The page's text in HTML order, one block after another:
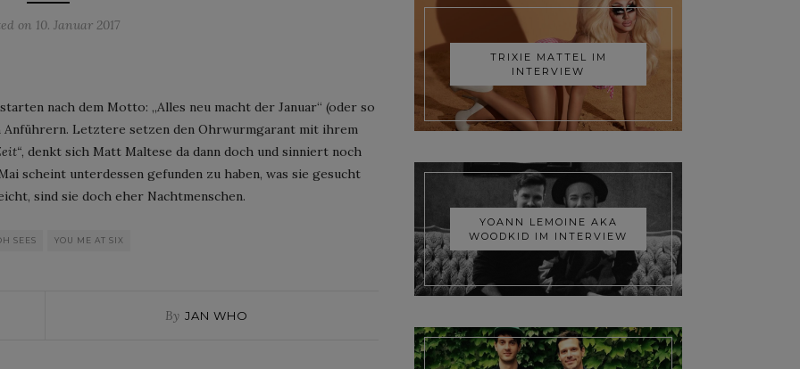
on 10. Januar 2017
nach dem Motto: „Alles neu macht der Januar“ (oder so
Anführern. Letztere setzen den Ohrwurmgarant mit ihrem
, denkt sich Matt Maltese da dann doch und sinniert noch
scheint unterdessen gefunden zu haben, was sie gesucht
sind sie doch eher Nachtmenschen.
SEES YOU ME AT SIX
By JAN WHO
TRIXIE MATTEL IM
INTERVIEW
YOANN LEMOINE AKA
WOODKID IM INTERVIEW